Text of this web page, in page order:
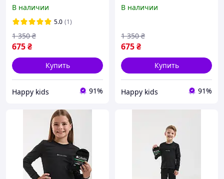
термобелье, Термобелье
для детей
В наличии
5.0 (1)
675₴
1 350 ₴
Купить
Happy kids 91%
Флисовое подростковое
для детей
В наличии
675₴
1 350 ₴
Купить
Happy kids 91%